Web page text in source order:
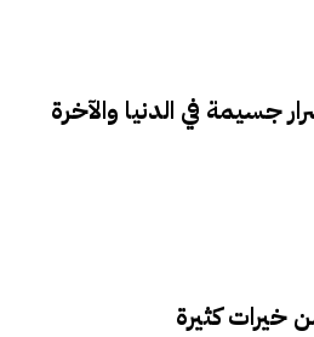
جسيمة في الدنيا والآخرة
خيرات كثيرة